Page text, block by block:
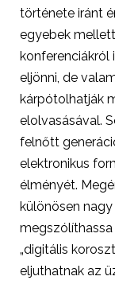
története iránt
egyebek
konferenciákról
eljönni, de
kárpótolhatják
elolvasásával.
felnőtt
elektronikus
élményét.
különösen
megszólíthassa
„digitális
eljuthatnak az